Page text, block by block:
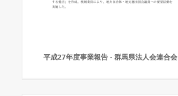
平成27年度事業報告 - 群馬県法人会連合会